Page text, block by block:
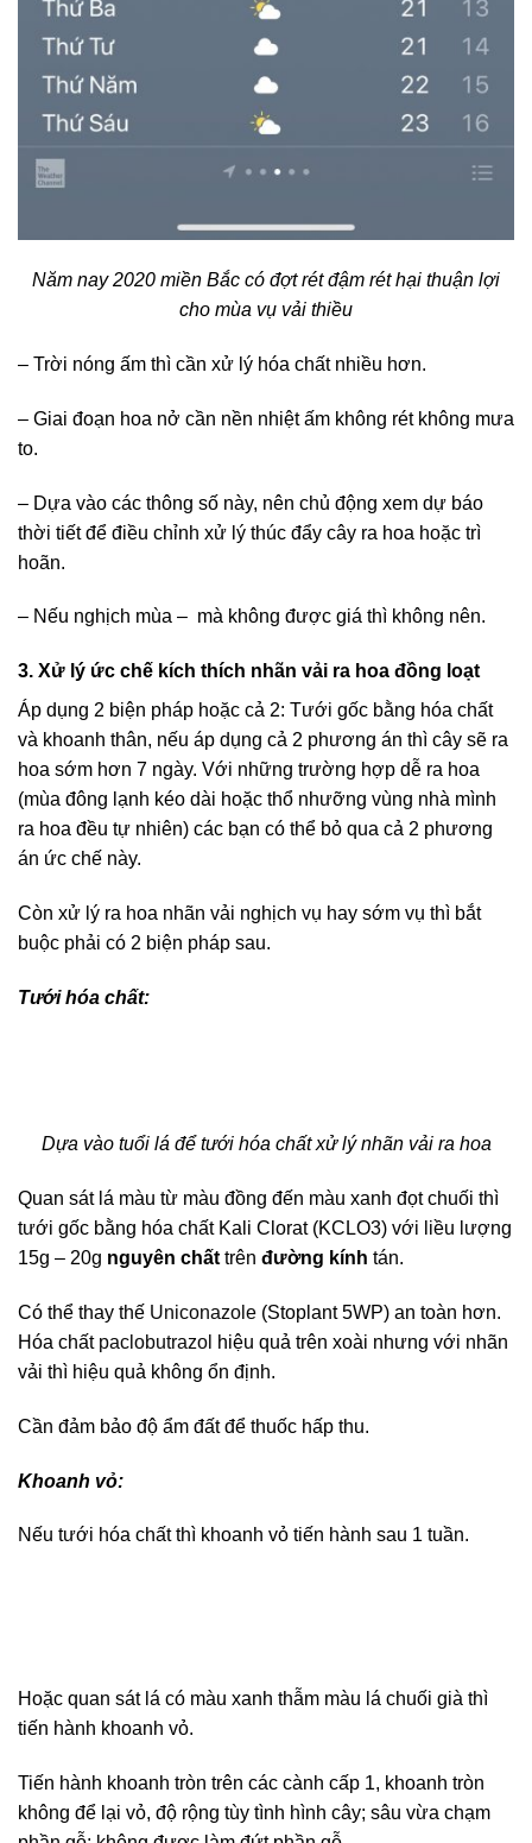
Năm nay 2020 miền Bắc có đợt rét đậm rét hại thuận lợi
cho mùa vụ vải thiều
– Trời nóng ấm thì cần xử lý hóa chất nhiều hơn.
– Giai đoạn hoa nở cần nền nhiệt ấm không rét không mưa
to.
– Dựa vào các thông số này, nên chủ động xem dự báo
thời tiết để điều chỉnh xử lý thúc đẩy cây ra hoa hoặc trì
hoãn.
– Nếu nghịch mùa – mà không được giá thì không nên.
3. Xử lý ức chế kích thích nhãn vải ra hoa đồng loạt
Áp dụng 2 biện pháp hoặc cả 2: Tưới gốc bằng hóa chất
và khoanh thân, nếu áp dụng cả 2 phương án thì cây sẽ ra
hoa sớm hơn 7 ngày. Với những trường hợp dễ ra hoa
(mùa đông lạnh kéo dài hoặc thổ nhưỡng vùng nhà mình
ra hoa đều tự nhiên) các bạn có thể bỏ qua cả 2 phương
án ức chế này.
Còn xử lý ra hoa nhãn vải nghịch vụ hay sớm vụ thì bắt
buộc phải có 2 biện pháp sau.
Tưới hóa chất:
Dựa vào tuổi lá để tưới hóa chất xử lý nhãn vải ra hoa
Quan sát lá màu từ màu đồng đến màu xanh đọt chuối thì
tưới gốc bằng hóa chất Kali Clorat (KCLO3) với liều lượng
15g – 20g nguyên chất trên đường kính tán.
Có thể thay thế Uniconazole (Stoplant 5WP) an toàn hơn.
Hóa chất paclobutrazol hiệu quả trên xoài nhưng với nhãn
vải thì hiệu quả không ổn định.
Cần đảm bảo độ ẩm đất để thuốc hấp thu.
Khoanh vỏ:
Nếu tưới hóa chất thì khoanh vỏ tiến hành sau 1 tuần.
Hoặc quan sát lá có màu xanh thẫm màu lá chuối già thì
tiến hành khoanh vỏ.
Tiến hành khoanh tròn trên các cành cấp 1, khoanh tròn
không để lại vỏ, độ rộng tùy tình hình cây; sâu vừa chạm